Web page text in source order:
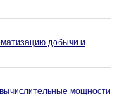
добычи и
вычислительные мощности